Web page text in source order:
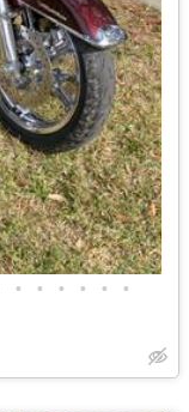
• • • • • •